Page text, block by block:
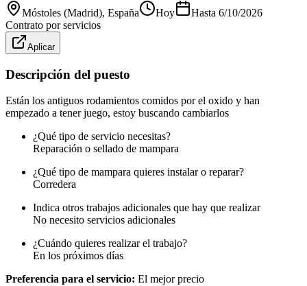
Móstoles (Madrid), España Hoy Hasta 6/10/2026
Contrato por servicios
Aplicar
Descripción del puesto
Están los antiguos rodamientos comidos por el oxido y han
empezado a tener juego, estoy buscando cambiarlos
¿Qué tipo de servicio necesitas?
Reparación o sellado de mampara
¿Qué tipo de mampara quieres instalar o reparar?
Corredera
Indica otros trabajos adicionales que hay que realizar
No necesito servicios adicionales
¿Cuándo quieres realizar el trabajo?
En los próximos días
Preferencia para el servicio: El mejor precio